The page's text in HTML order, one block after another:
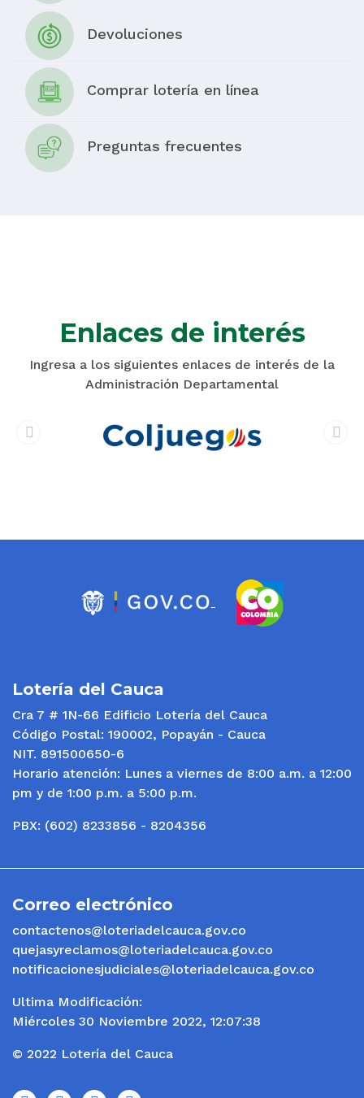
Devoluciones
Comprar lotería en línea
Preguntas frecuentes
Enlaces de interés
Ingresa a los siguientes enlaces de interés de la
Administración Departamental
Lotería del Cauca
Cra 7 # 1N-66 Edificio Lotería del Cauca
Código Postal: 190002, Popayán - Cauca
NIT. 891500650-6
Horario atención: Lunes a viernes de 8:00 a.m. a 12:00
pm y de 1:00 p.m. a 5:00 p.m.
PBX: (602) 8233856 - 8204356
Correo electrónico
contactenos@loteriadelcauca.gov.co
quejasyreclamos@loteriadelcauca.gov.co
notificacionesjudiciales@loteriadelcauca.gov.co
Ultima Modificación:
Miércoles 30 Noviembre 2022, 12:07:38
© 2022 Lotería del Cauca